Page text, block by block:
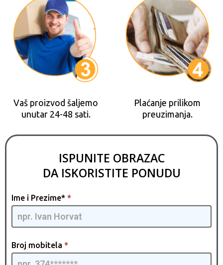
Vaš proizvod šaljemo
unutar 24-48 sati.
Plaćanje prilikom
preuzimanja.
ISPUNITE OBRAZAC
DA ISKORISTITE PONUDU
Pressure
Washer
[HR] -
G3pmQMIA
Ime i Prezime* *
Broj mobitela *